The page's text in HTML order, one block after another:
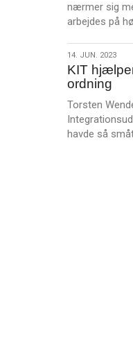
nærmer sig
arbejdes på
14.
jun.
2023
14. JUN. 2023
KIT
ordning
Torsten
havde så